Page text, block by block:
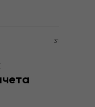
31